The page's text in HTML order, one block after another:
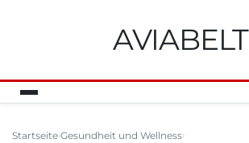
AVIABELT
Startseite Gesundheit und Wellness